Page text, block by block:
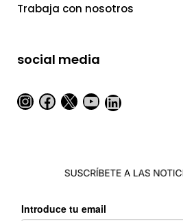
Trabaja con nosotros
social media
Instagram
Facebook
X YouTube
LinkedIn